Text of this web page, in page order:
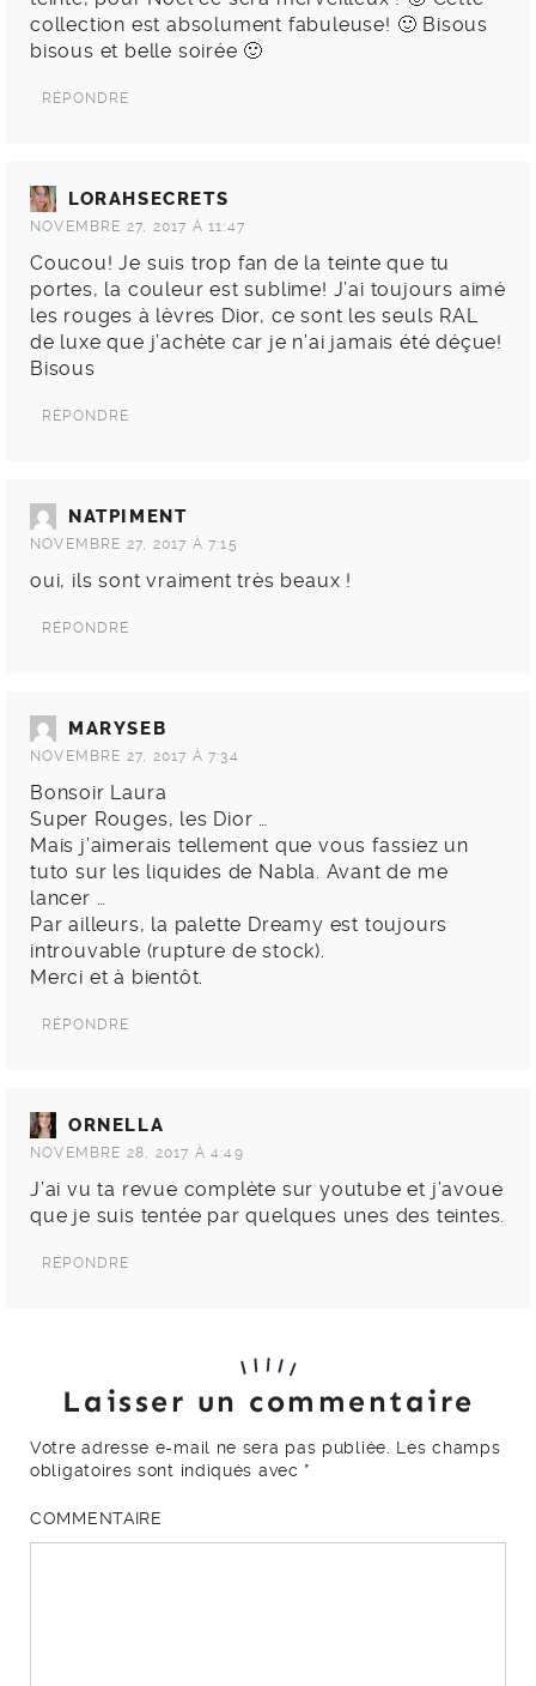
collection est absolument fabuleuse! 🙂 Bisous
bisous et belle soirée 🙂
RÉPONDRE
LORAHSECRETS
NOVEMBRE 27, 2017 À 11:47
Coucou! Je suis trop fan de la teinte que tu
portes, la couleur est sublime! J’ai toujours aimé
les rouges à lèvres Dior, ce sont les seuls RAL
de luxe que j’achète car je n’ai jamais été déçue!
Bisous
RÉPONDRE
NATPIMENT
NOVEMBRE 27, 2017 À 7:15
oui, ils sont vraiment très beaux !
RÉPONDRE
MARYSEB
NOVEMBRE 27, 2017 À 7:34
Bonsoir Laura
Super Rouges, les Dior …
Mais j’aimerais tellement que vous fassiez un
tuto sur les liquides de Nabla. Avant de me
lancer …
Par ailleurs, la palette Dreamy est toujours
introuvable (rupture de stock).
Merci et à bientôt.
RÉPONDRE
ORNELLA
NOVEMBRE 28, 2017 À 4:49
J’ai vu ta revue complète sur youtube et j’avoue
que je suis tentée par quelques unes des teintes.
RÉPONDRE
Laisser un commentaire
Votre adresse e-mail ne sera pas publiée.
Les champs
obligatoires sont indiqués avec *
COMMENTAIRE